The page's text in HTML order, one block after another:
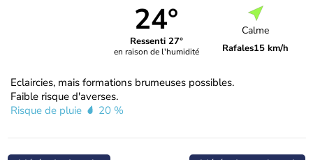
24°
Ressenti 27°
en raison de l'humidité
Calme
Rafales15 km/h
Eclaircies, mais formations brumeuses possibles.
Faible risque d'averses.
Risque de pluie
20 %